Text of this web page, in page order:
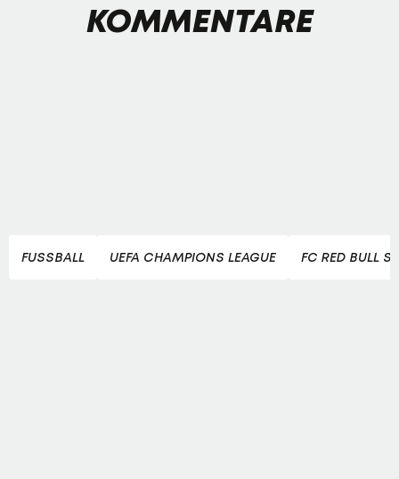
KOMMENTARE
FUSSBALL UEFA CHAMPIONS LEAGUE FC RED BULL